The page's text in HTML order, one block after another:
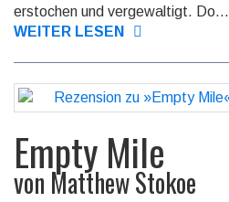
erstochen und vergewaltigt. Do...
WEITER LESEN
Empty Mile
von Matthew Stokoe